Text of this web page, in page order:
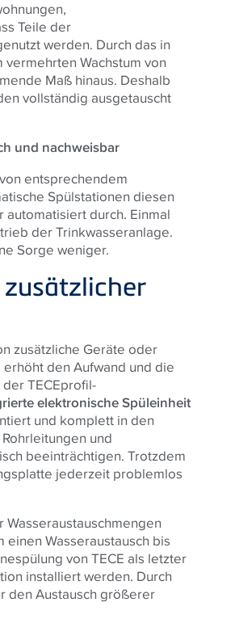
Teile der
werden. Durch das in
Wachstum von
Maß hinaus. Deshalb
vollständig ausgetauscht
und nachweisbar
entsprechendem
Spülstationen diesen
durch. Einmal
der Trinkwasseranlage.
Sorge weniger.
zusätzliche Geräte oder
den Aufwand und die
derTECEprofil-
elektronische Spüleinheit
und komplett in den
und
beeinträchtigen. Trotzdem
jederzeit problemlos
Wasseraustausch bis
von TECE als letzter
installiert werden. Durch
den Austausch größerer